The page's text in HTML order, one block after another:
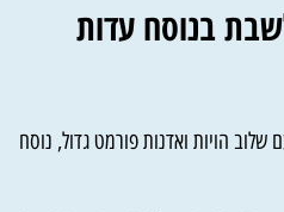
בנוסח עדות
הויות ואדנות פורמט גדול, נוסח